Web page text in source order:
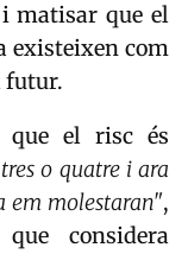
matisar que el
existeixen com
futur.
que el risc és
o quatre i ara
em molestaran",
considera